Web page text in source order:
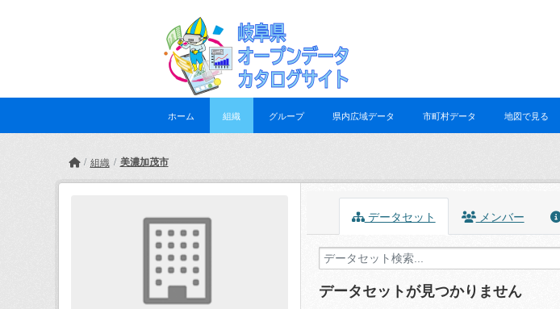
ホーム 組織 グループ 県内広域データ 市町村データ 地図で見る
組織 美濃加茂市
データセット メンバー
データセットが見つかりません